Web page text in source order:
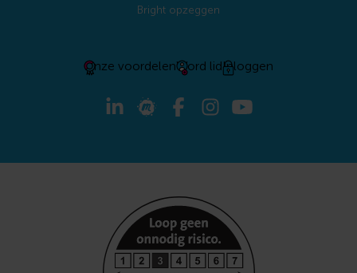
Bright opzeggen
Onze voordelenWord lidInloggen